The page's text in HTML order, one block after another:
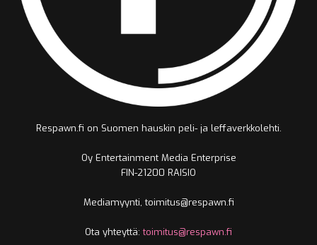
Respawn.fi on Suomen hauskin peli- ja leffaverkkolehti.
Oy Entertainment Media Enterprise
FIN-21200 RAISIO
Mediamyynti, toimitus@respawn.fi
Ota yhteyttä:toimitus@respawn.fi